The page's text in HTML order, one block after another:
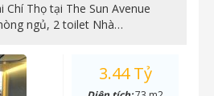
Chí Thọ tại The Sun Avenue
ngủ, 2 toilet Nhà…
3.44 Tỷ